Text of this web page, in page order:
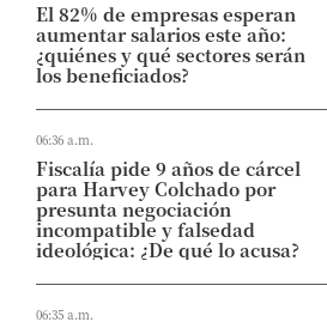
El 82% de empresas esperan
aumentar salarios este año:
¿quiénes y qué sectores serán
los beneficiados?
06:36 a.m.
Fiscalía pide 9 años de cárcel
para Harvey Colchado por
presunta negociación
incompatible y falsedad
ideológica: ¿De qué lo acusa?
06:35 a.m.